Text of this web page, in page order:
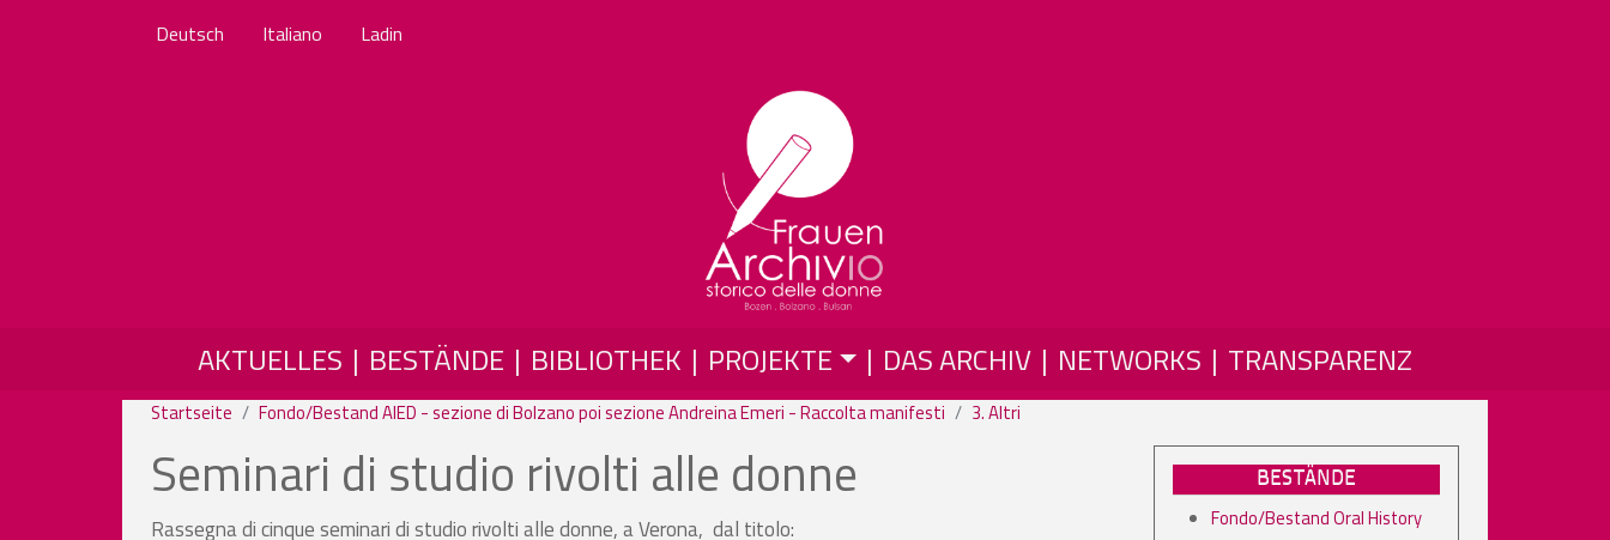
Deutsch Italiano Ladin
MAIN NAVIGATION
AKTUELLES BESTÄNDE BIBLIOTHEK PROJEKTE DAS ARCHIV NETWORKS TRANSPARENZ
Startseite Fondo/Bestand AIED - sezione di Bolzano poi sezione Andreina Emeri - Raccolta manifesti 3. Altri
Seminari di studio rivolti alle donne
Rassegna di cinque seminari di studio rivolti alle donne, a Verona, dal titolo:
BESTÄNDE
Fondo/Bestand Oral History